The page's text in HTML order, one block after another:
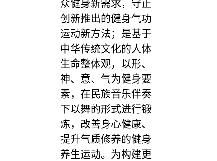
众健身新需求，守正
创新推出的健身气功
运动新方法；是基于
中华传统文化的人体
生命整体观，以形、
神、意、气为健身要
素，在民族音乐伴奏
下以舞的形式进行锻
炼，改善身心健康、
提升气质修养的健身
养生运动。为构建更